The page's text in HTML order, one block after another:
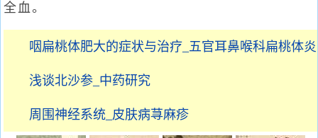
全血。
咽扁桃体肥大的症状与治疗_五官耳鼻喉科扁桃体炎
浅谈北沙参_中药研究
周围神经系统_皮肤病荨麻疹